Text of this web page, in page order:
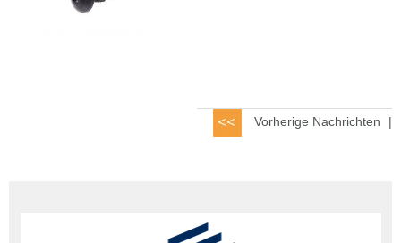
Vorherige Nachrichten |